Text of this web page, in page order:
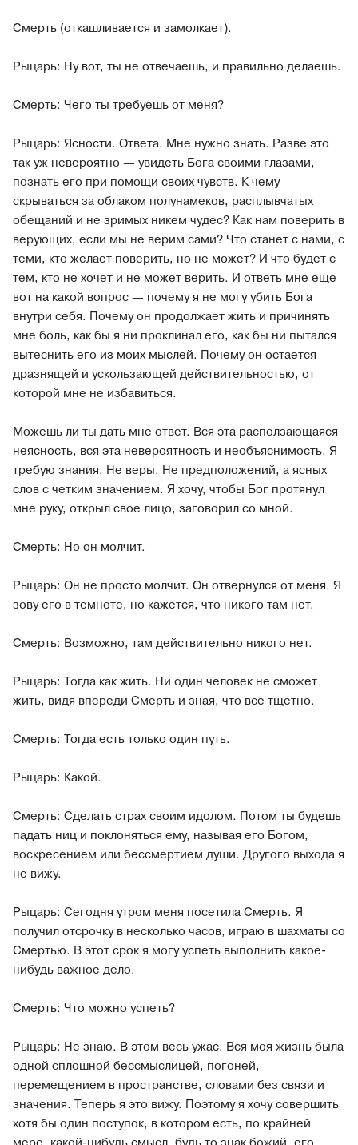
Смерть (откашливается и замолкает).
Рыцарь: Ну вот, ты не отвечаешь, и правильно делаешь.
Смерть: Чего ты требуешь от меня?
Рыцарь: Ясности. Ответа. Мне нужно знать. Разве это
так уж невероятно — увидеть Бога своими глазами,
познать его при помощи своих чувств. К чему
скрываться за облаком полунамеков, расплывчатых
обещаний и не зримых никем чудес? Как нам поверить в
верующих, если мы не верим сами? Что станет с нами, с
теми, кто желает поверить, но не может? И что будет с
тем, кто не хочет и не может верить. И ответь мне еще
вот на какой вопрос — почему я не могу убить Бога
внутри себя. Почему он продолжает жить и причинять
мне боль, как бы я ни проклинал его, как бы ни пытался
вытеснить его из моих мыслей. Почему он остается
дразнящей и ускользающей действительностью, от
которой мне не избавиться.
Можешь ли ты дать мне ответ. Вся эта расползающаяся
неясность, вся эта невероятность и необъяснимость. Я
требую знания. Не веры. Не предположений, а ясных
слов с четким значением. Я хочу, чтобы Бог протянул
мне руку, открыл свое лицо, заговорил со мной.
Смерть: Но он молчит.
Рыцарь: Он не просто молчит. Он отвернулся от меня. Я
зову его в темноте, но кажется, что никого там нет.
Смерть: Возможно, там действительно никого нет.
Рыцарь: Тогда как жить. Ни один человек не сможет
жить, видя впереди Смерть и зная, что все тщетно.
Смерть: Тогда есть только один путь.
Рыцарь: Какой.
Смерть: Сделать страх своим идолом. Потом ты будешь
падать ниц и поклоняться ему, называя его Богом,
воскресением или бессмертием души. Другого выхода я
не вижу.
Рыцарь: Сегодня утром меня посетила Смерть. Я
получил отсрочку в несколько часов, играю в шахматы со
Смертью. В этот срок я могу успеть выполнить какое-
нибудь важное дело.
Смерть: Что можно успеть?
Рыцарь: Не знаю. В этом весь ужас. Вся моя жизнь была
одной сплошной бессмыслицей, погоней,
перемещением в пространстве, словами без связи и
значения. Теперь я это вижу. Поэтому я хочу совершить
хотя бы один поступок, в котором есть, по крайней